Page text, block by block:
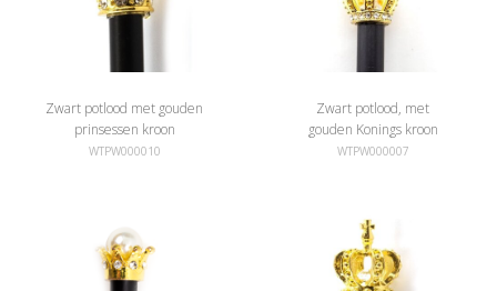
Zwart potlood met gouden
prinsessen kroon
WTPW000010
Zwart potlood, met
gouden Konings kroon
WTPW000007